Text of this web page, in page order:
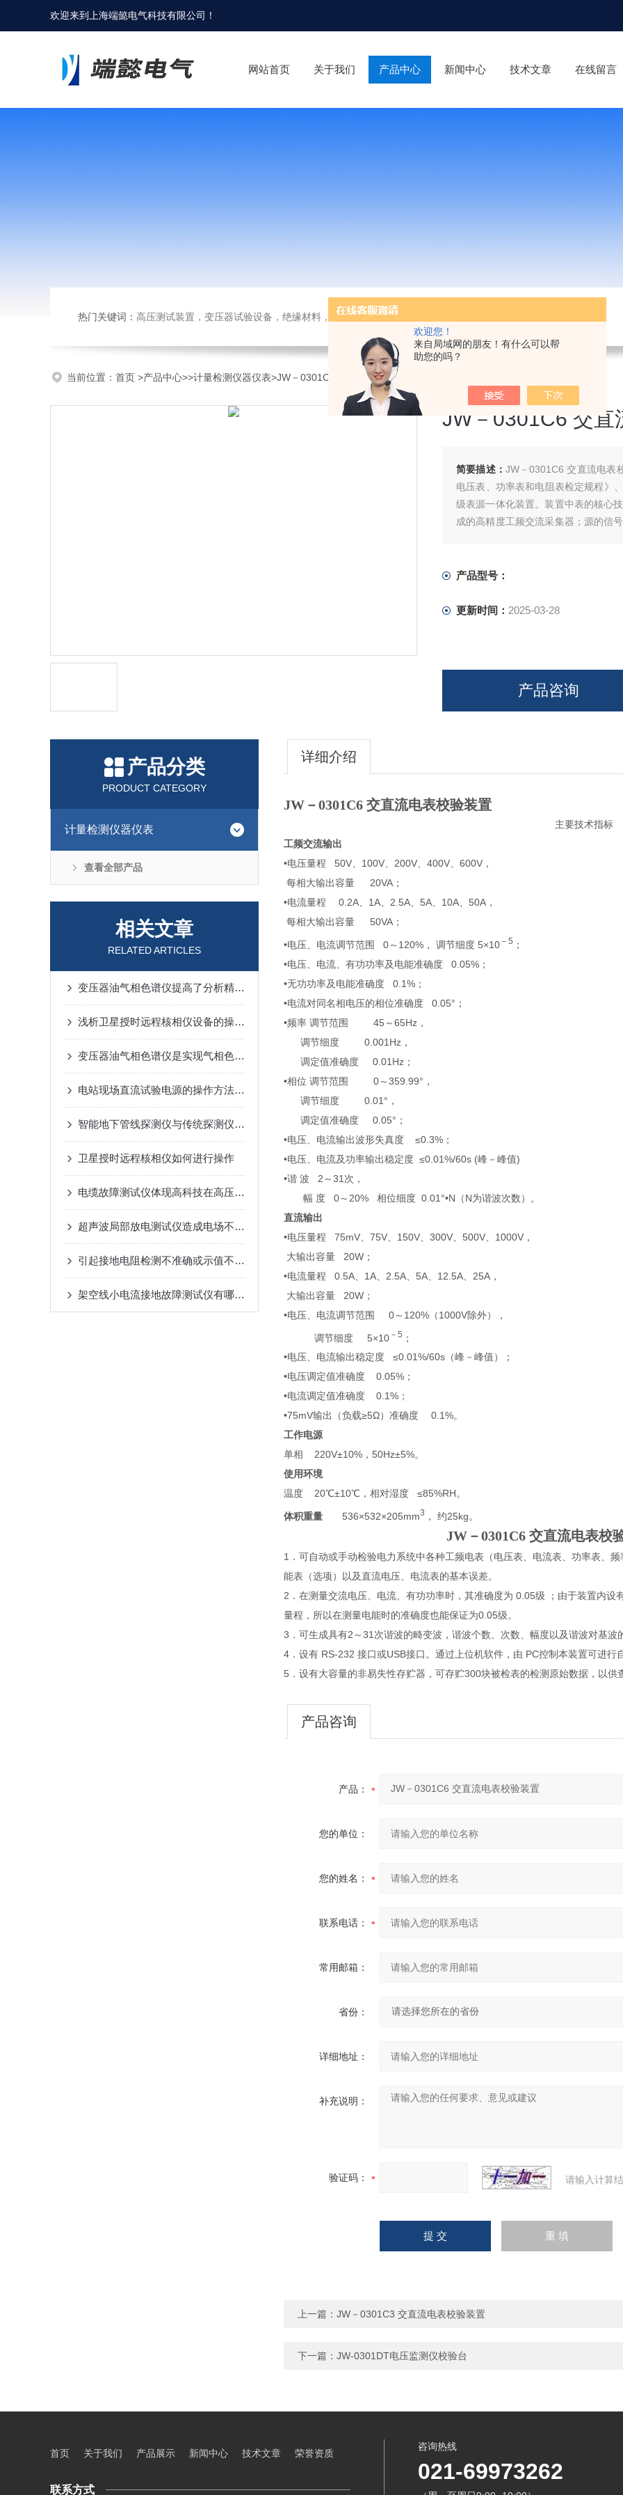
欢迎您！
来自局域网的朋友！有什么可以帮
助您的吗？
欢迎来到 上海端懿电气科技有限公司 ！
网站首页 关于我们 产品中心 新闻中心 技术文章 在线留言
热门关键词： 高压测试装置，变压器试验设备，绝缘材料，电子仪器仪表
当前位置： 首页 >产品中心>>计量检测仪器仪表>JW－0301C6 交直流电表校验装置
JW－0301C6 交直
简要描述：JW－0301C6 交直流电表
电压表、功率表和电阻表检定规程》
级表源一体化装置。装置中表的核心
成的高精度工频交流采集器；源的信
产品型号：
更新时间： 2025-03-28
产品咨询
产品分类
PRODUCT CATEGORY
计量检测仪器仪表
查看全部产品
相关文章
RELATED ARTICLES
变压器油气相色谱仪提高了分析精度和工作效率
浅析卫星授时远程核相仪设备的操作方法
变压器油气相色谱仪是实现气相色谱过程的仪器
电站现场直流试验电源的操作方法及注意事项
智能地下管线探测仪与传统探测仪对比：智能化程度、效率与准确率深度评测
卫星授时远程核相仪如何进行操作
电缆故障测试仪体现高科技在高压设备中的应用
超声波局部放电测试仪造成电场不均匀的因素有哪些？
引起接地电阻检测不准确或示值不稳甚至出现负值的原因
架空线小电流接地故障测试仪有哪些常见的误区？
详细介绍
JW－0301C6 交直流电表校验装置
主要技术指标
工频交流输出
•电压量程 50V、100V、200V、400V、600V，
每相大输出容量 20VA；
•电流量程 0.2A、1A、2.5A、5A、10A、50A，
每相大输出容量 50VA；
•电压、电流调节范围 0～120%， 调节细度 5×10 －5 ；
•电压、电流、有功功率及电能准确度 0.05%；
•无功功率及电能准确度 0.1%；
•电流对同名相电压的相位准确度 0.05°；
•频率 调节范围 45～65Hz，
调节细度 0.001Hz，
调定值准确度 0.01Hz；
•相位 调节范围 0～359.99°，
调节细度 0.01°，
调定值准确度 0.05°；
•电压、电流输出波形失真度 ≤0.3%；
•电压、电流及功率输出稳定度 ≤0.01%/60s (峰－峰值)
•谐 波 2～31次，
幅 度 0～20% 相位细度 0.01°•N（N为谐波次数）。
直流输出
•电压量程 75mV、75V、150V、300V、500V、1000V，
大输出容量 20W；
•电流量程 0.5A、1A、2.5A、5A、12.5A、25A，
大输出容量 20W；
•电压、电流调节范围 0～120%（1000V除外），
调节细度 5×10 －5 ；
•电压、电流输出稳定度 ≤0.01%/60s（峰－峰值）；
•电压调定值准确度 0.05%；
•电流调定值准确度 0.1%；
•75mV输出（负载≥5Ω）准确度 0.1%。
工作电源
单相 220V±10%，50Hz±5%。
使用环境
温度 20℃±10℃，相对湿度 ≤85%RH。
体积重量 536×532×205mm3 ， 约25kg。
JW－0301C6 交直流电表校
1．可自动或手动检验电力系统中各种工频电表（电压表、电流表、功率表、
能表（选项）以及直流电压、电流表的基本误差。
2．在测量交流电压、电流、有功功率时，其准确度为 0.05级 ；由于装置内
量程，所以在测量电能时的准确度也能保证为0.05级。
3．可生成具有2～31次谐波的畸变波，谐波个数、次数、幅度以及谐波对基
4．设有 RS-232 接口或USB接口。通过上位机软件，由 PC控制本装置可进
5．设有大容量的非易失性存贮器，可存贮300块被检表的检测原始数据，以供
产品咨询
产品：
您的单位：
您的姓名：
联系电话：
常用邮箱：
省份：
详细地址：
补充说明：
验证码： 请输入计算
上一篇： JW－0301C3 交直流电表校验装置
下一篇： JW-0301DT电压监测仪校验台
首页 关于我们 产品展示 新闻中心 技术文章 荣誉资质
联系方式
咨询热线
021-69973262